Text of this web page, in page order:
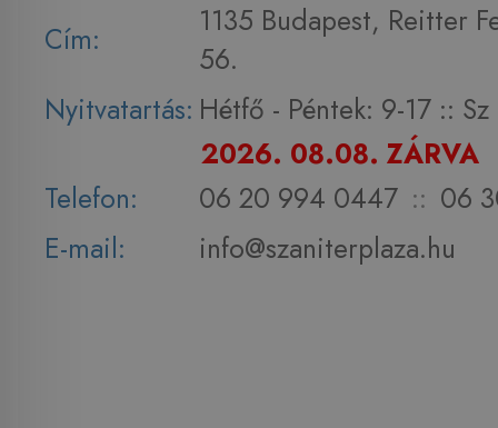
Cím:
1135 Budapest, Reitter
56.
Nyitvatartás: Hétfő - Péntek: 9-17 :: Sz
2026. 08.08. ZÁRVA
Telefon:
06 20 994 0447 :: 06
E-mail:
info@szaniterplaza.hu